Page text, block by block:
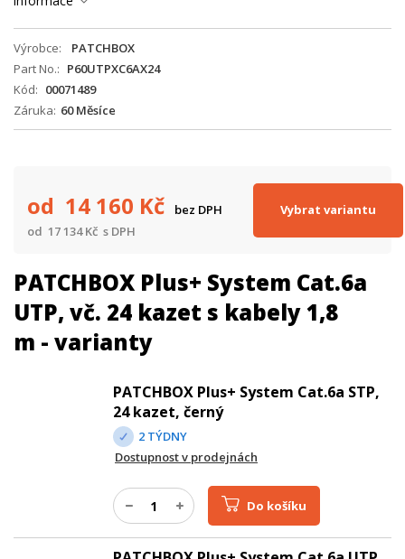
Výrobce
PATCHBOX
Part No.
P60UTPXC6AX24
Kód
00071489
Záruka 60 Měsíce
od 14 160 Kč
bez DPH
od 17 134Kč s DPH
Vybrat variantu
PATCHBOX Plus+ System Cat.6a
UTP, vč. 24 kazet s kabely 1,8
m - varianty
PATCHBOX Plus+ System Cat.6a STP,
24 kazet, černý
2 TÝDNY
Dostupnost v prodejnách
Do košíku